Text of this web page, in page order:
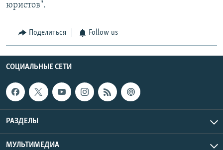
юристов".
Поделиться Follow us
СОЦИАЛЬНЫЕ СЕТИ
РАЗДЕЛЫ
МУЛЬТИМЕДИА